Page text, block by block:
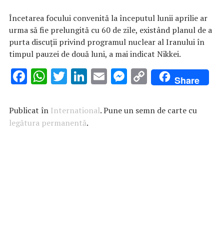
Încetarea focului convenită la începutul lunii aprilie ar
urma să fie prelungită cu 60 de zile, existând planul de a
purta discuţii privind programul nuclear al Iranului în
timpul pauzei de două luni, a mai indicat Nikkei.
F
e
b
W
at
s
T
it
te
Li
k
e
E
ai
M
se
C
o
p
Share
Publicat în International. Pune un semn de carte cu
legătura permanentă.